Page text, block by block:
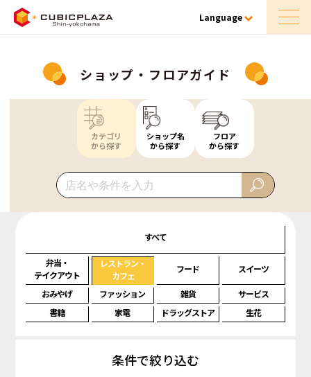
Language
ショップ・フロアガイド
カテゴリ
から探す
ショップ名
から探す
フロア
から探す
すべて
弁当・
テイクアウト
レストラン・
カフェ
フード スイーツ
おみやげ ファッション 雑貨
サービス
書籍
家電 ドラッグストア 生花
条件で絞り込む